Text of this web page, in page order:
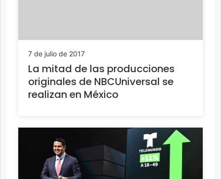
7 de julio de 2017
La mitad de las producciones
originales de NBCUniversal se
realizan en México